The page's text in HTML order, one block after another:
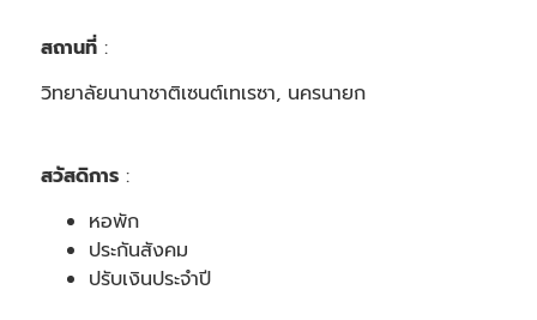
สถานที่:
วิทยาลัยนานาชาติเซนต์เทเรซา, นครนายก
สวัสดิการ:
หอพัก
ประกันสังคม
ปรับเงินประจำปี